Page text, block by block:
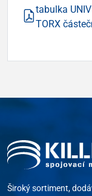
tabulka
TORX
Široký sortiment,